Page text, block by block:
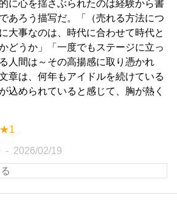
に心を揺さぶられたのは経験から書
あろう描写だ。「（売れる方法につ
大事なのは、時代に合わせて時代と
どうか」「一度でもステージに立っ
人間は～その高揚感に取り憑かれ
章は、何年もアイドルを続けている
込められていると感じて、胸が熱く
★1
2026/02/19